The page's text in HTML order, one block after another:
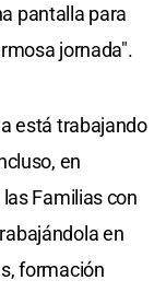
pantalla para
jornada".
está trabajando
en
Familias con
en
formación